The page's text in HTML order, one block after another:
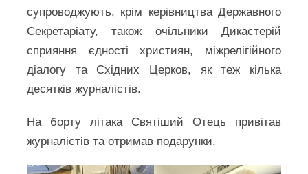
супроводжують, крім керівництва Державного
Секретаріату, також очільники Дикастерій
сприяння єдності християн, міжрелігійного
діалогу та Східних Церков, як теж кілька
десятків журналістів.
На борту літака Святіший Отець привітав
журналістів та отримав подарунки.